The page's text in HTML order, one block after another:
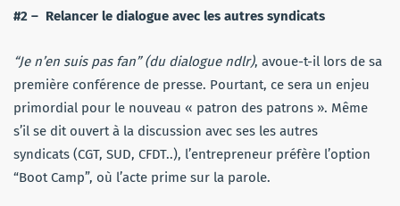
#2 – Relancer le dialogue avec les autres syndicats
“Je n’en suis pas fan” (du dialogue ndlr), avoue-t-il lors de sa
première conférence de presse. Pourtant, ce sera un enjeu
primordial pour le nouveau « patron des patrons ». Même
s’il se dit ouvert à la discussion avec ses les autres
syndicats (CGT, SUD, CFDT..), l’entrepreneur préfère l’option
“Boot Camp”, où l’acte prime sur la parole.